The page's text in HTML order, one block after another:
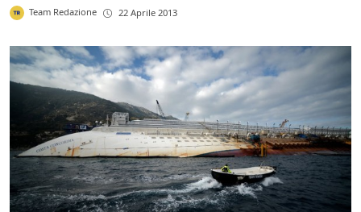
Team Redazione 22 Aprile 2013